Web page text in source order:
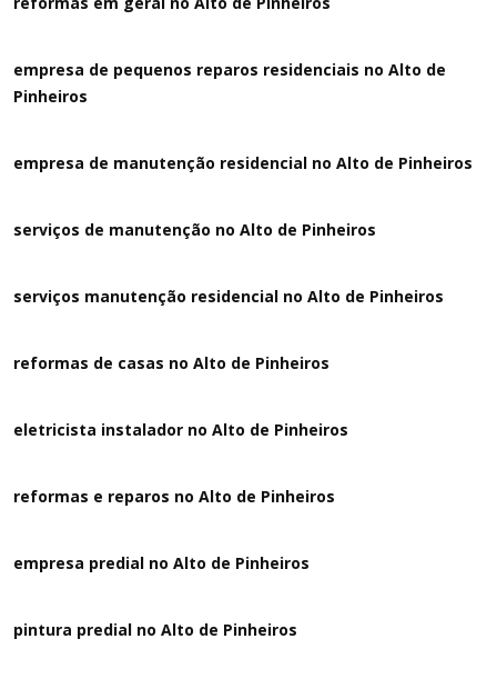
empresa de pequenos reparos residenciais no Alto de
Pinheiros
empresa de manutenção residencial no Alto de Pinheiros
serviços de manutenção no Alto de Pinheiros
serviços manutenção residencial no Alto de Pinheiros
reformas de casas no Alto de Pinheiros
eletricista instalador no Alto de Pinheiros
reformas e reparos no Alto de Pinheiros
empresa predial no Alto de Pinheiros
pintura predial no Alto de Pinheiros